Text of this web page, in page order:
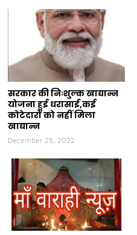
सरकार की निःशुल्क खाद्यान्न
योजना हुई धरासाई,कई
कोटेदारों को नहीं मिला
खाद्यान्न
December 25, 2022